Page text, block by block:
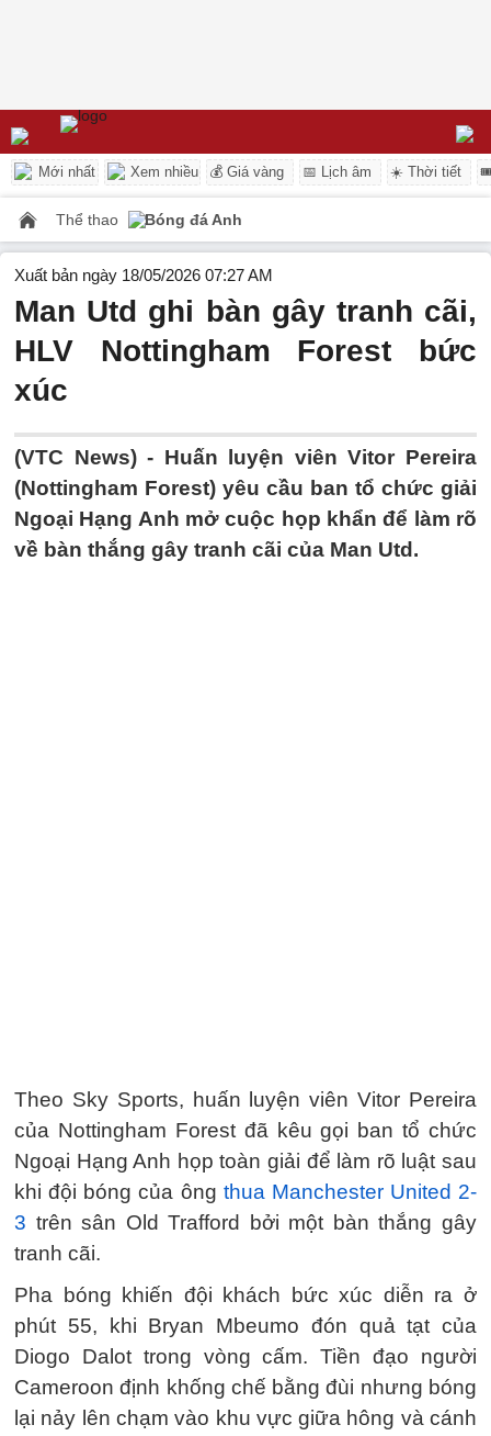
Mới nhất Xem nhiều 💰 Giá vàng 📅 Lịch âm ☀️ Thời tiết
Thể thao Bóng đá Anh
Xuất bản ngày 18/05/2026 07:27 AM
Man Utd ghi bàn gây tranh cãi,
HLV Nottingham Forest bức
xúc
(VTC News) - Huấn luyện viên Vitor Pereira
(Nottingham Forest) yêu cầu ban tổ chức giải
Ngoại Hạng Anh mở cuộc họp khẩn để làm rõ
về bàn thắng gây tranh cãi của Man Utd.
Theo Sky Sports, huấn luyện viên Vitor Pereira
của Nottingham Forest đã kêu gọi ban tổ chức
Ngoại Hạng Anh họp toàn giải để làm rõ luật sau
khi đội bóng của ông thua Manchester United 2-
3 trên sân Old Trafford bởi một bàn thắng gây
tranh cãi.
Pha bóng khiến đội khách bức xúc diễn ra ở
phút 55, khi Bryan Mbeumo đón quả tạt của
Diogo Dalot trong vòng cấm. Tiền đạo người
Cameroon định khống chế bằng đùi nhưng bóng
lại nảy lên chạm vào khu vực giữa hông và cánh